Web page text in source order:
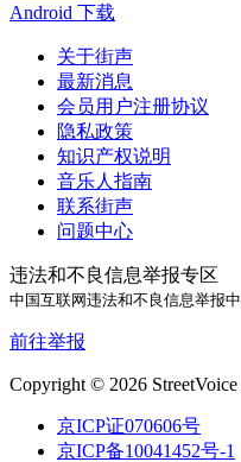
Android 下载
关于街声
最新消息
会员用户注册协议
隐私政策
知识产权说明
音乐人指南
联系街声
问题中心
违法和不良信息举报专区
中国互联网违法和不良信息举报
前往举报
Copyright © 2026
京ICP证070606号
京ICP备10041452号-1